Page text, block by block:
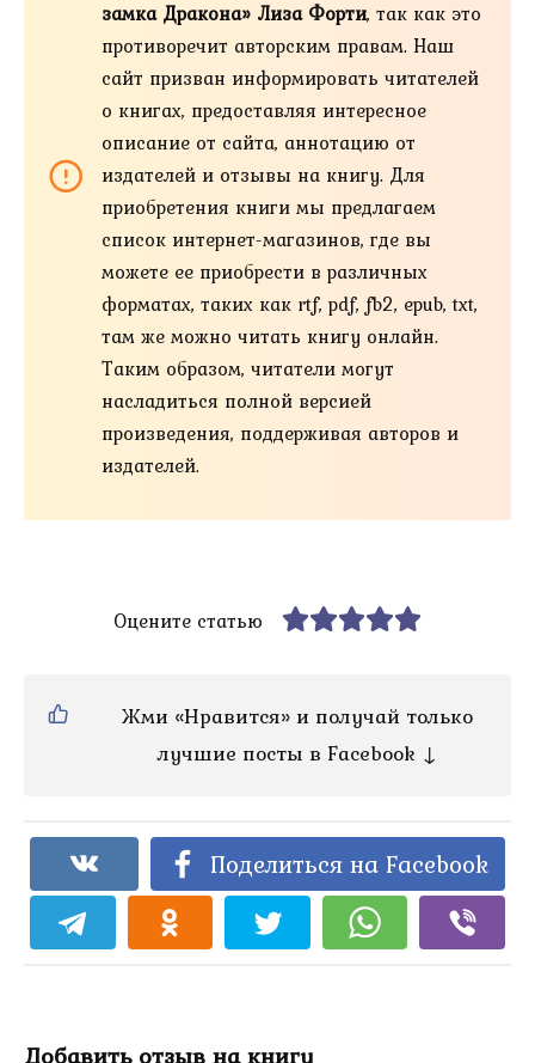
замка Дракона» Лиза Форти, так как это
противоречит авторским правам. Наш
сайт призван информировать читателей
о книгах, предоставляя интересное
описание от сайта, аннотацию от
издателей и отзывы на книгу. Для
приобретения книги мы предлагаем
список интернет-магазинов, где вы
можете ее приобрести в различных
форматах, таких как rtf, pdf, fb2, epub, txt,
там же можно читать книгу онлайн.
Таким образом, читатели могут
насладиться полной версией
произведения, поддерживая авторов и
издателей.
Оцените статью
Жми «Нравится» и получай только
лучшие посты в Facebook ↓
Поделиться на Facebook
Добавить отзыв на книгу